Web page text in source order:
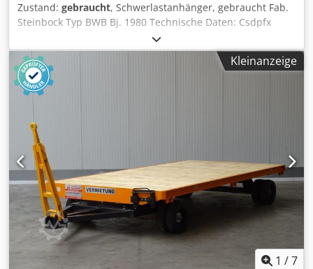
Zustand: gebraucht, Schwerlastanhänger, gebraucht Fab.
Steinbock Typ BWB Bj. 1980 Technische Daten: Csdpfx
Aswnm Dfocyoha Fabrikat: Steinbock GmbH Moosburg Typ:
BWB 39 00061 Baujahr 1980 Auflagefläche vorne und
hinten je: 2,2 x 1,3 m Anhänger ist in der Mitte ca. 1m
teleskopierbar Zul. Achstlast vorn 900 kg Zul. Achstlast
hinten 960 kg Zul. Nutzlast 1500 kg Abmessung L 4,7 zzgl.
Angaben ohne Gewähr. Eine Vorführung ist jederzeit in
unserer Ausstellungshalle möglich.
Kleinanzeige
1 /7